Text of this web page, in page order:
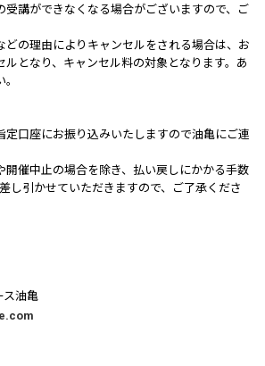
受講ができなくなる場合がございますので、ご
どの理由によりキャンセルをされる場合は、お
ルとなり、キャンセル料の対象となります。あ
定口座にお振り込みいたしますので油亀にご連
開催中止の場合を除き、払い戻しにかかる手数
し引かせていただきますので、ご了承くださ
ス油亀